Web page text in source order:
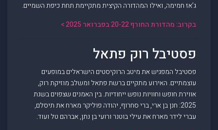
ג’אז חמימה, ואילו המהדורה הקיצית מתקיימת תחת כיפת השמיים.
בקרוב: מהדורת החורף 20-22 בפברואר 2025 >
פסטיבל רוק פתאל
פסטיבל המפגיש את מיטב הרוקיסטים הישראלים במופעים
עוצמתיים. האירוע מתקיים ברשת פתאל ומשלב מוזיקת רוק,
אווירת חופש וחוויות נופש ייחודיות. בין האמנים שצפוים בשנת
2025: חנן בן ארי, ברי סחרוף, יהודה פוליקר מארח את תיסלם,
עברי לידר מארח את עילי בוטנר ורועי בן נתן, אברהם טל ועוד.